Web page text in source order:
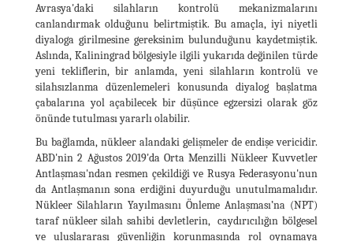
Avrasya'daki silahların kontrolü mekanizmalarını
canlandırmak olduğunu belirtmiştik. Bu amaçla, iyi niyetli
diyaloga girilmesine gereksinim bulunduğunu kaydetmiştik.
Aslında, Kaliningrad bölgesiyle ilgili yukarıda değinilen türde
yeni tekliflerin, bir anlamda, yeni silahların kontrolü ve
silahsızlanma düzenlemeleri konusunda diyalog başlatma
çabalarına yol açabilecek bir düşünce egzersizi olarak göz
önünde tutulması yararlı olabilir.
Bu bağlamda, nükleer alandaki gelişmeler de endişe vericidir.
ABD'nin 2 Ağustos 2019'da Orta Menzilli Nükleer Kuvvetler
Antlaşması'ndan resmen çekildiği ve Rusya Federasyonu'nun
da Antlaşmanın sona erdiğini duyurduğu unutulmamalıdır.
Nükleer Silahların Yayılmasını Önleme Anlaşması’na (NPT)
taraf nükleer silah sahibi devletlerin, caydırıcılığın bölgesel
ve uluslararası güvenliğin korunmasında rol oynamaya